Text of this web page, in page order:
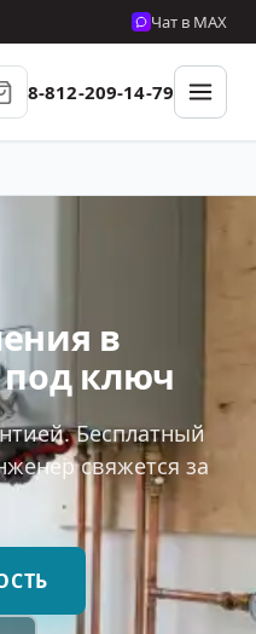
Чат в MAX
8-812-209-14-79
в
ключ
Бесплатный
свяжется за